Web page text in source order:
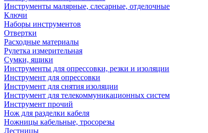
Инструменты малярные, слесарные, отделочные
Ключи
Наборы инструментов
Отвертки
Расходные материалы
Рулетка измерительная
Сумки, ящики
Инструменты для опрессовки, резки и изоляции
Инструмент для опрессовки
Инструмент для снятия изоляции
Инструмент для телекоммуникационных систем
Инструмент прочий
Нож для разделки кабеля
Ножницы кабельные, тросорезы
Лестницы